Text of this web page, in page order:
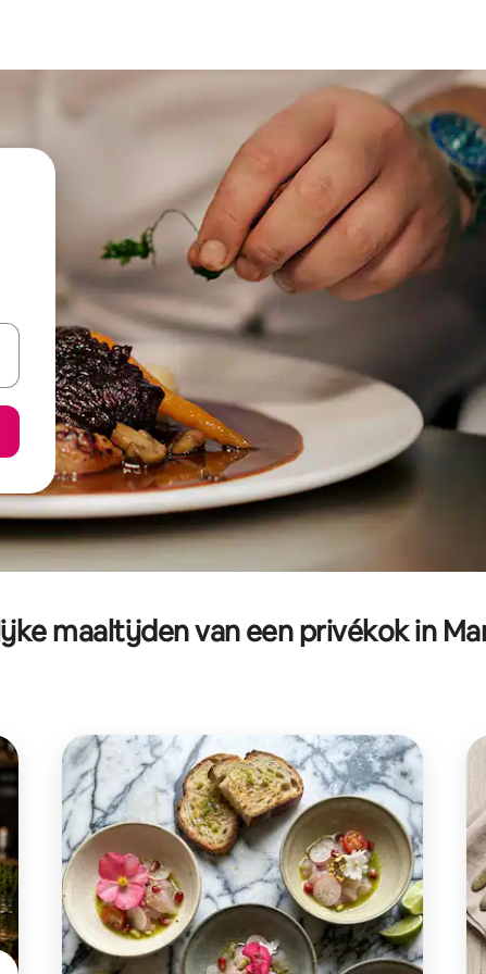
keuze met je de pijltjestoetsen omhoog en omlaag, óf door te
maaltijden van een privékok in